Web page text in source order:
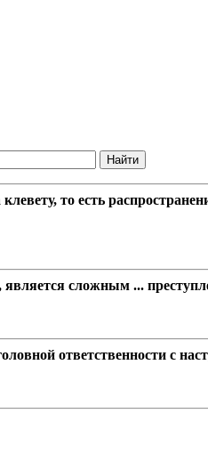
то есть
сложным ...
ответственности с